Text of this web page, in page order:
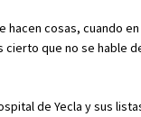
hacen cosas, cuando
cierto que no se hable
de Yecla y sus